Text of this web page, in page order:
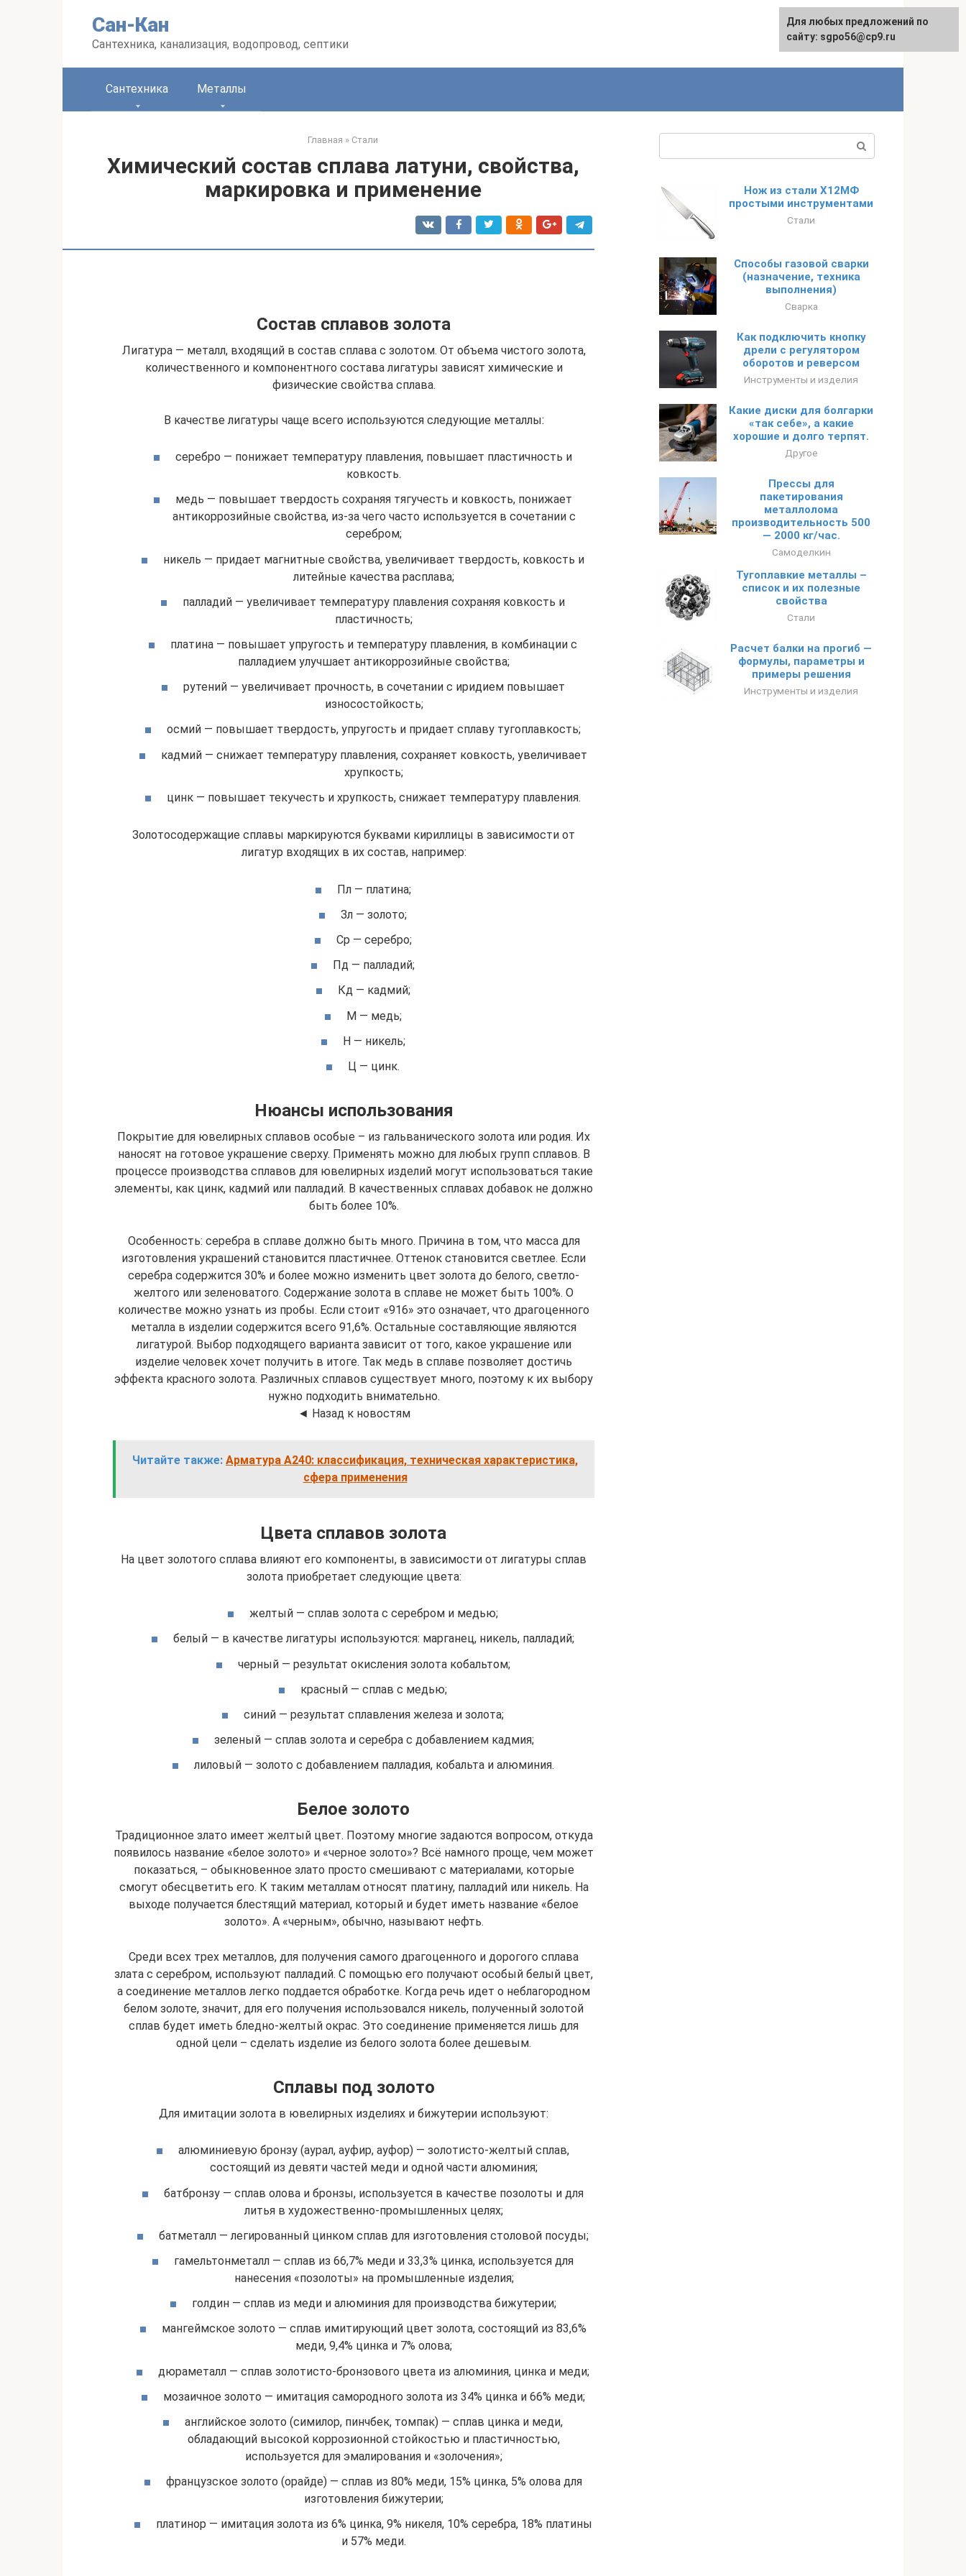
Сан-Кан
Сантехника, канализация, водопровод, септики
English
Сантехника Металлы
Главная » Стали
Химический состав сплава латуни, свойства,
маркировка и применение
Состав сплавов золота
Лигатура — металл, входящий в состав сплава с золотом. От объема чистого золота,
количественного и компонентного состава лигатуры зависят химические и
физические свойства сплава.
В качестве лигатуры чаще всего используются следующие металлы:
серебро — понижает температуру плавления, повышает пластичность и
ковкость.
медь — повышает твердость сохраняя тягучесть и ковкость, понижает
антикоррозийные свойства, из-за чего часто используется в сочетании с
серебром;
никель — придает магнитные свойства, увеличивает твердость, ковкость и
литейные качества расплава;
палладий — увеличивает температуру плавления сохраняя ковкость и
пластичность;
платина — повышает упругость и температуру плавления, в комбинации с
палладием улучшает антикоррозийные свойства;
рутений — увеличивает прочность, в сочетании с иридием повышает
износостойкость;
осмий — повышает твердость, упругость и придает сплаву тугоплавкость;
кадмий — снижает температуру плавления, сохраняет ковкость, увеличивает
хрупкость;
цинк — повышает текучесть и хрупкость, снижает температуру плавления.
Золотосодержащие сплавы маркируются буквами кириллицы в зависимости от
лигатур входящих в их состав, например:
Пл — платина;
Зл — золото;
Ср — серебро;
Пд — палладий;
Кд — кадмий;
М — медь;
Н — никель;
Ц — цинк.
Нюансы использования
Покрытие для ювелирных сплавов особые – из гальванического золота или родия. Их
наносят на готовое украшение сверху. Применять можно для любых групп сплавов. В
процессе производства сплавов для ювелирных изделий могут использоваться такие
элементы, как цинк, кадмий или палладий. В качественных сплавах добавок не должно
быть более 10%.
Особенность: серебра в сплаве должно быть много. Причина в том, что масса для
изготовления украшений становится пластичнее. Оттенок становится светлее. Если
серебра содержится 30% и более можно изменить цвет золота до белого, светло-
желтого или зеленоватого. Содержание золота в сплаве не может быть 100%. О
количестве можно узнать из пробы. Если стоит «916» это означает, что драгоценного
металла в изделии содержится всего 91,6%. Остальные составляющие являются
лигатурой. Выбор подходящего варианта зависит от того, какое украшение или
изделие человек хочет получить в итоге. Так медь в сплаве позволяет достичь
эффекта красного золота. Различных сплавов существует много, поэтому к их выбору
нужно подходить внимательно.
◄ Назад к новостям
Читайте также: Арматура А240: классификация, техническая характеристика,
сфера применения
Цвета сплавов золота
На цвет золотого сплава влияют его компоненты, в зависимости от лигатуры сплав
золота приобретает следующие цвета:
желтый — сплав золота с серебром и медью;
белый — в качестве лигатуры используются: марганец, никель, палладий;
черный — результат окисления золота кобальтом;
красный — сплав с медью;
синий — результат сплавления железа и золота;
зеленый — сплав золота и серебра с добавлением кадмия;
лиловый — золото с добавлением палладия, кобальта и алюминия.
Белое золото
Традиционное злато имеет желтый цвет. Поэтому многие задаются вопросом, откуда
появилось название «белое золото» и «черное золото»? Всё намного проще, чем может
показаться, – обыкновенное злато просто смешивают с материалами, которые
смогут обесцветить его. К таким металлам относят платину, палладий или никель. На
выходе получается блестящий материал, который и будет иметь название «белое
золото». А «черным», обычно, называют нефть.
Среди всех трех металлов, для получения самого драгоценного и дорогого сплава
злата с серебром, используют палладий. С помощью его получают особый белый цвет,
а соединение металлов легко поддается обработке. Когда речь идет о неблагородном
белом золоте, значит, для его получения использовался никель, полученный золотой
сплав будет иметь бледно-желтый окрас. Это соединение применяется лишь для
одной цели – сделать изделие из белого золота более дешевым.
Сплавы под золото
Для имитации золота в ювелирных изделиях и бижутерии используют:
алюминиевую бронзу (аурал, ауфир, ауфор) — золотисто-желтый сплав,
состоящий из девяти частей меди и одной части алюминия;
батбронзу — сплав олова и бронзы, используется в качестве позолоты и для
литья в художественно-промышленных целях;
батметалл — легированный цинком сплав для изготовления столовой посуды;
гамельтонметалл — сплав из 66,7% меди и 33,3% цинка, используется для
нанесения «позолоты» на промышленные изделия;
голдин — сплав из меди и алюминия для производства бижутерии;
мангеймское золото — сплав имитирующий цвет золота, состоящий из 83,6%
меди, 9,4% цинка и 7% олова;
дюраметалл — сплав золотисто-бронзового цвета из алюминия, цинка и меди;
мозаичное золото — имитация самородного золота из 34% цинка и 66% меди;
английское золото (симилор, пинчбек, томпак) — сплав цинка и меди,
обладающий высокой коррозионной стойкостью и пластичностью,
используется для эмалирования и «золочения»;
французское золото (орайде) — сплав из 80% меди, 15% цинка, 5% олова для
изготовления бижутерии;
платинор — имитация золота из 6% цинка, 9% никеля, 10% серебра, 18% платины
и 57% меди.
Нож из стали Х12МФ
простыми инструментами
Стали
Способы газовой сварки
(назначение, техника
выполнения)
Сварка
Как подключить кнопку
дрели с регулятором
оборотов и реверсом
Инструменты и изделия
Какие диски для болгарки
«так себе», а какие
хорошие и долго терпят.
Другое
Прессы для
пакетирования
металлолома
производительность 500
— 2000 кг/час.
Самоделкин
Тугоплавкие металлы –
список и их полезные
свойства
Стали
Расчет балки на прогиб —
формулы, параметры и
примеры решения
Инструменты и изделия
Для любых предложений по
сайту: sgpo56@cp9.ru